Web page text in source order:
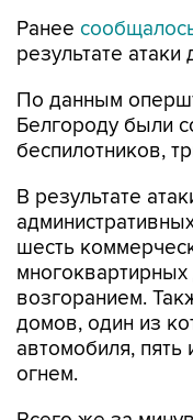
По данным
беспилотников,
В результате
шесть
возгоранием.
домов, один из
автомобиля,
огнем.
Всего же за